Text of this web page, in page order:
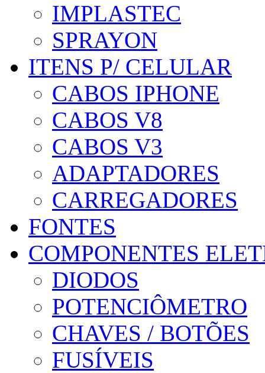
IMPLASTEC
SPRAYON
ITENS P/ CELULAR
CABOS IPHONE
CABOS V8
CABOS V3
ADAPTADORES
CARREGADORES
FONTES
COMPONENTES
DIODOS
POTENCIÔMETRO
CHAVES / BOTÕES
FUSÍVEIS